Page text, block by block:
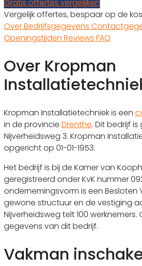
Gratis offertes vergelijken
Vergelijk offertes, bespaar op de
OverBedrijfsgegevens
Openingstijden Reviews FAQ
Over Kropman
Kropman Installatietechniek is een
in de provincie Drenthe. Dit bedrijf
Nijverheidsweg 3. Kropman
opgericht op 01-01-1953.
Het bedrijf is bij de Kamer van
geregistreerd onder KvK nummer
ondernemingsvorm is een
gewone structuur en de vestiging
Nijverheidsweg telt 100
gegevens van dit bedrijf.
Vakman